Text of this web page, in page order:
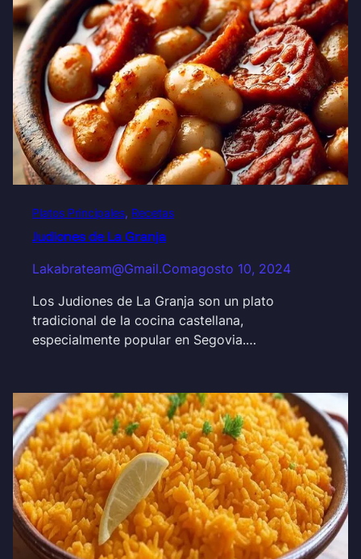
Platos Principales, Recetas
Judiones de La Granja
Lakabrateam@gmail.comagosto 10, 2024
Los Judiones de La Granja son un plato
tradicional de la cocina castellana,
especialmente popular en Segovia.…